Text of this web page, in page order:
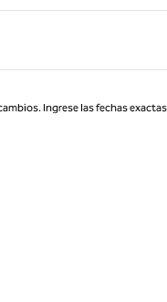
Ingrese las fechas